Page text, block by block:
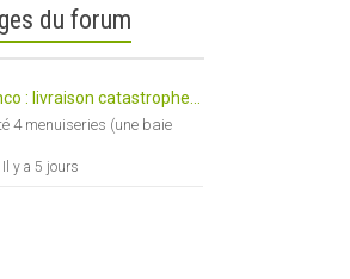
du forum
: livraison catastrophe...
4 menuiseries (une baie
Il y a 5 jours